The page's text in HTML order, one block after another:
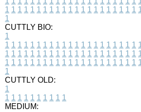
1 1 1 1 1 1 1 1 1 1 1 1 1 1 1 1 1 1 1 1 1
1
CUTTLY BIO:
1
1 1 1 1 1 1 1 1 1 1 1 1 1 1 1 1 1 1 1 1 1
1 1 1 1 1 1 1 1 1 1 1 1 1 1 1 1 1 1 1 1 1
1 1 1 1 1 1 1 1 1 1 1 1 1 1 1 1 1 1 1 1 1
1
CUTTLY OLD:
1
1 1 1 1 1 1 1 1 1 1
MEDIUM: